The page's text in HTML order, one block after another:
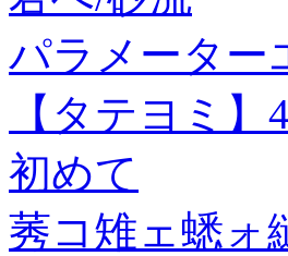
パラメーター
【タテヨミ】
初めて
莠コ雉ェ蟋ォ